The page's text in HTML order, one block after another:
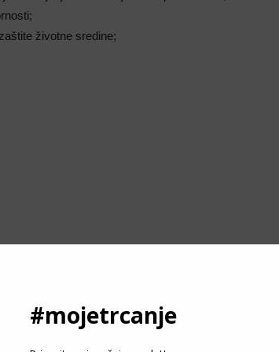
životne sredine;